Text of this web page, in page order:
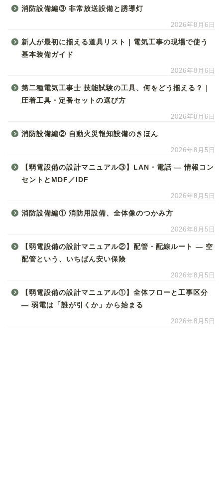
消防設備編③ 非常放送設備と誘導灯
2026年8月6日
新人が最初に揃える道具リスト｜電気工事の現場で使う
基本装備ガイド
2026年8月6日
第二種電気工事士 技能試験の工具、何をどう揃える？｜
圧着工具・定番セットの選び方
2026年8月6日
消防設備編② 自動火災報知設備のきほん
2026年8月5日
【弱電設備の設計マニュアル③】LAN・電話 ― 情報コン
セントとMDF／IDF
2026年8月5日
消防設備編① 消防用設備、全体像のつかみ方
2026年8月5日
【弱電設備の設計マニュアル②】配管・配線ルート ― 空
配管という、いちばん安い保険
2026年8月5日
【弱電設備の設計マニュアル①】全体フローと工事区分
― 弱電は「誰が引くか」から始まる
2026年8月5日